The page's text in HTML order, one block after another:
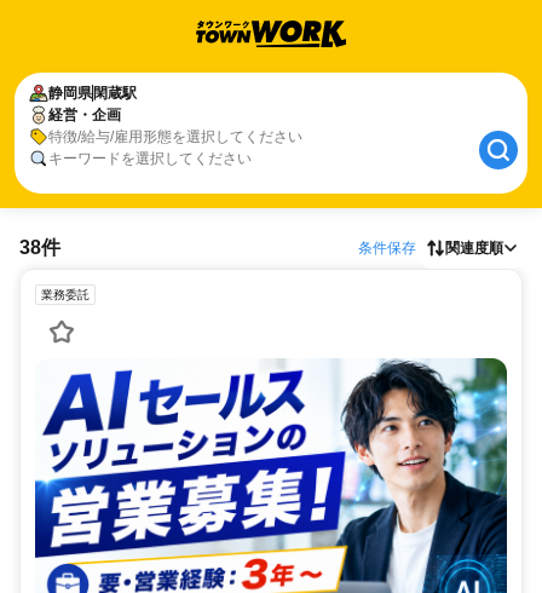
静岡県 閑蔵駅
経営・企画
特徴/給与/雇用形態を選択してください
キーワードを選択してください
38件 条件保存 関連度順
業務委託